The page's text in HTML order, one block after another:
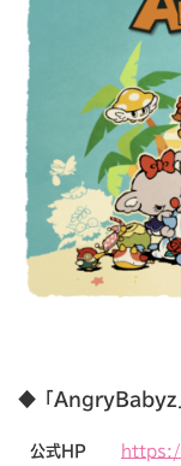
◆「AngryBabyz
公式HP